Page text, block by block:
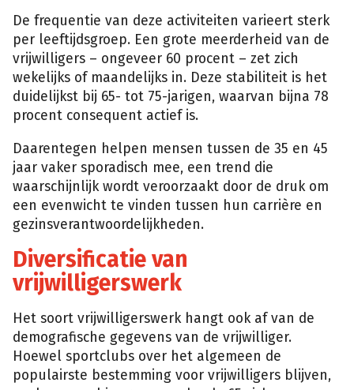
De frequentie van deze activiteiten varieert sterk
per leeftijdsgroep. Een grote meerderheid van de
vrijwilligers – ongeveer 60 procent – zet zich
wekelijks of maandelijks in. Deze stabiliteit is het
duidelijkst bij 65- tot 75-jarigen, waarvan bijna 78
procent consequent actief is.
Daarentegen helpen mensen tussen de 35 en 45
jaar vaker sporadisch mee, een trend die
waarschijnlijk wordt veroorzaakt door de druk om
een evenwicht te vinden tussen hun carrière en
gezinsverantwoordelijkheden.
Diversificatie van
vrijwilligerswerk
Het soort vrijwilligerswerk hangt ook af van de
demografische gegevens van de vrijwilliger.
Hoewel sportclubs over het algemeen de
populairste bestemming voor vrijwilligers blijven,